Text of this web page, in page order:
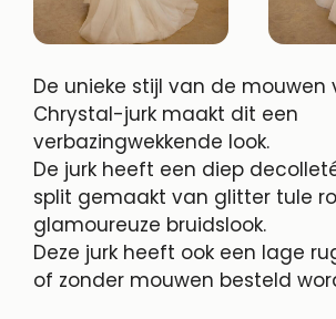
De unieke stijl van de mouwen
Chrystal-jurk maakt dit een
verbazingwekkende look.
De jurk heeft een diep
split gemaakt van glitter tule
glamoureuze bruidslook.
Deze jurk heeft ook een lage
of zonder mouwen besteld